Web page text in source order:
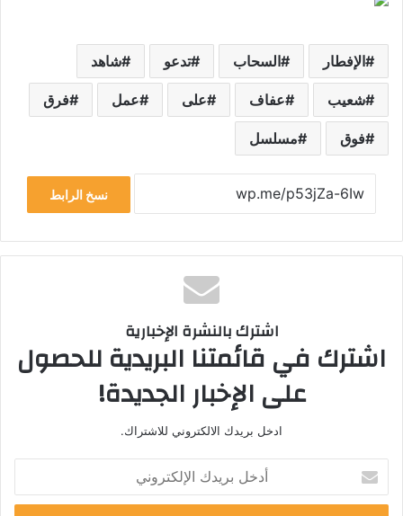
الإفطار السحاب تدعو شاهد
شعيب عفاف على عمل فرق
فوق مسلسل
نسخ الرابط
اشترك بالنشرة الإخبارية
اشترك في قائمتنا البريدية للحصول
على الإخبار الجديدة!
ادخل بريدك الالكتروني للاشتراك.
خ